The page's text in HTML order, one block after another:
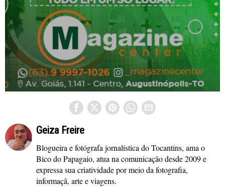
Geiza Freire
Blogueira e fotógrafa jornalística do Tocantins, ama o
Bico do Papagaio, atua na comunicação desde 2009 e
expressa sua criatividade por meio da fotografia,
informaçã, arte e viagens.